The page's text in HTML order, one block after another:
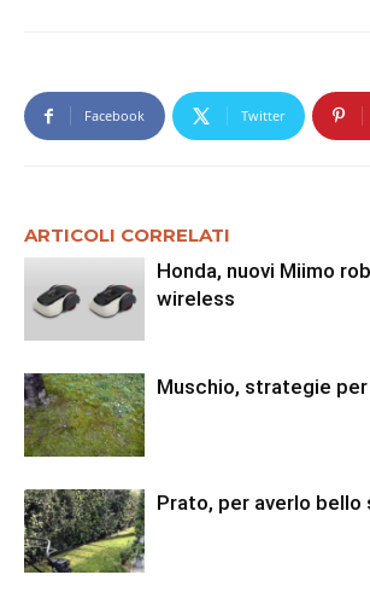
Facebook Twitter
ARTICOLI CORRELATI
Honda, nuovi Miimo
wireless
Muschio, strategie
Prato, per averlo bello